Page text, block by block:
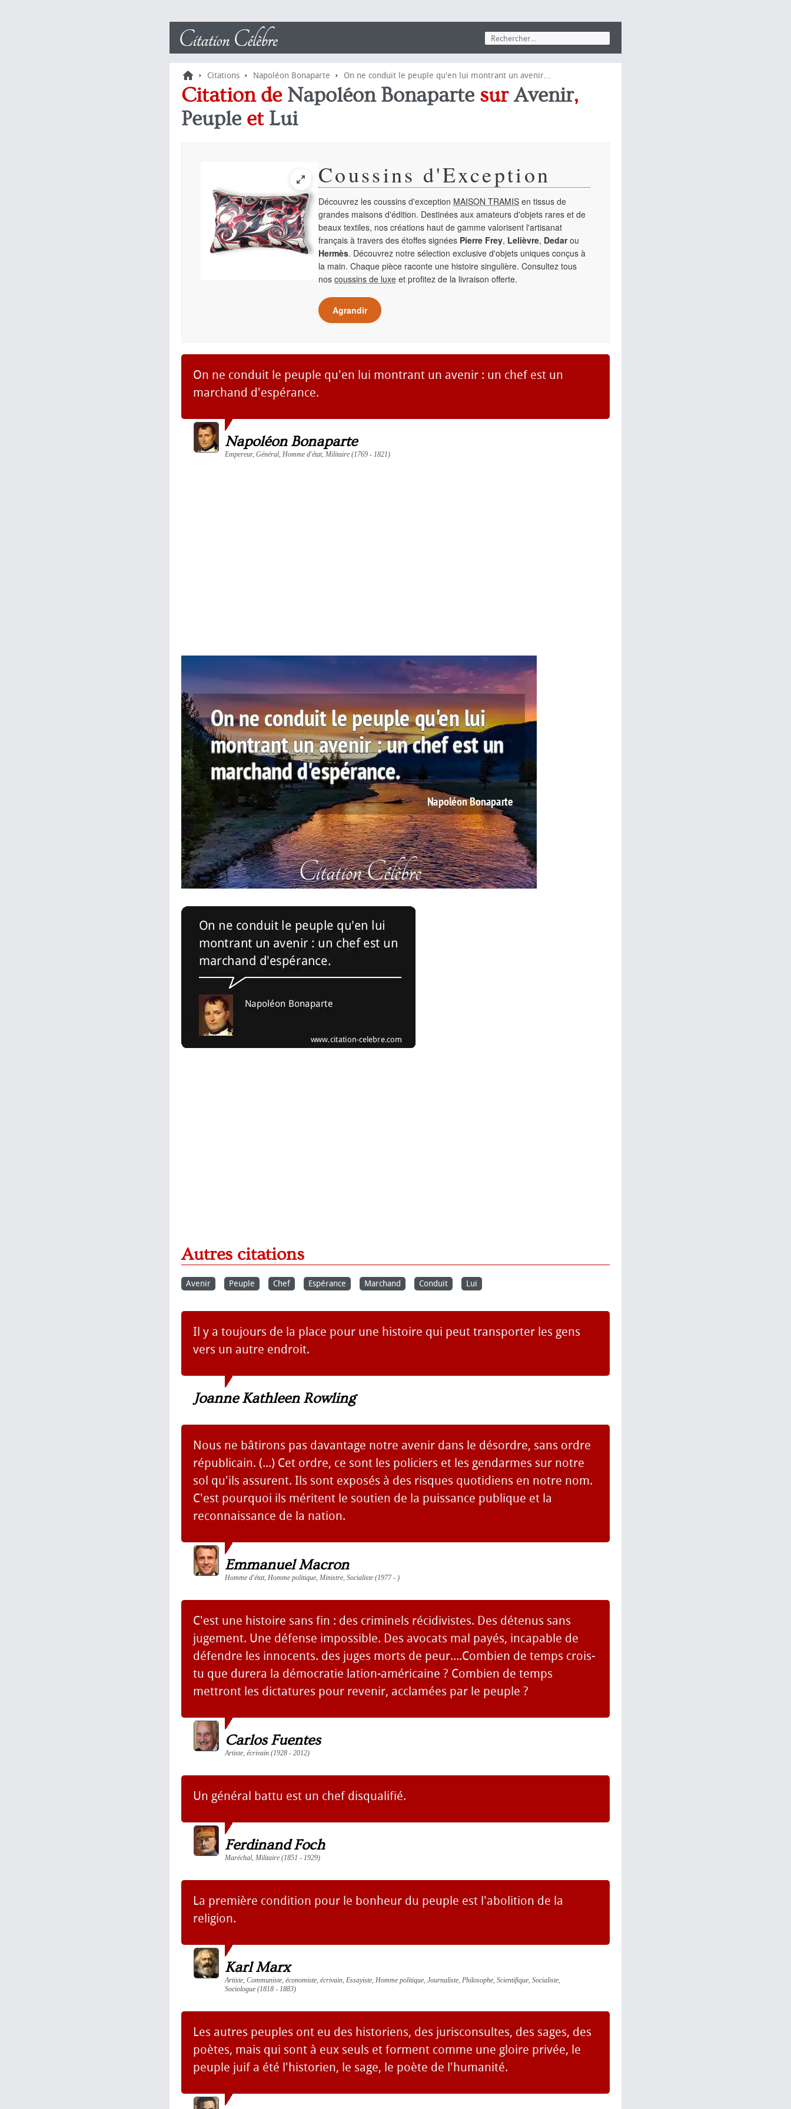
› Citations › Napoléon Bonaparte › On ne conduit le peuple qu'en lui montrant un avenir...
Citation de Napoléon Bonaparte surAvenir,
Peuple et Lui
Coussins d'Exception
Découvrez les coussins d'exception MAISON TRAMIS en tissus de
grandes maisons d'édition. Destinées aux amateurs d'objets rares et de
beaux textiles, nos créations haut de gamme valorisent l'artisanat
français à travers des étoffes signées Pierre Frey, Lelièvre, Dedarou
Hermès. Découvrez notre sélection exclusive d'objets uniques conçus à
la main. Chaque pièce raconte une histoire singulière. Consultez tous
nos coussins de luxe et profitez de la livraison offerte.
Agrandir
On ne conduit le peuple qu'en lui montrant un avenir : un chef est un
marchand d'espérance.
Napoléon Bonaparte
Empereur, Général, Homme d'état, Militaire (1769 - 1821)
Autres citations
Avenir Peuple Chef Espérance Marchand Conduit Lui
Il y a toujours de la place pour une histoire qui peut transporter les gens
vers un autre endroit.
Joanne Kathleen Rowling
Nous ne bâtirons pas davantage notre avenir dans le désordre, sans ordre
républicain. (...) Cet ordre, ce sont les policiers et les gendarmes sur notre
sol qu'ils assurent. Ils sont exposés à des risques quotidiens en notre nom.
C'est pourquoi ils méritent le soutien de la puissance publique et la
reconnaissance de la nation.
Emmanuel Macron
Homme d'état, Homme politique, Ministre, Socialiste (1977 - )
C'est une histoire sans fin : des criminels récidivistes. Des détenus sans
jugement. Une défense impossible. Des avocats mal payés, incapable de
défendre les innocents. des juges morts de peur....Combien de temps crois-
tu que durera la démocratie lation-américaine ? Combien de temps
mettront les dictatures pour revenir, acclamées par le peuple ?
Carlos Fuentes
Artiste, écrivain (1928 - 2012)
Un général battu est un chef disqualifié.
Ferdinand Foch
Maréchal, Militaire (1851 - 1929)
La première condition pour le bonheur du peuple est l'abolition de la
religion.
Karl Marx
Artiste, Communiste, économiste, écrivain, Essayiste, Homme politique, Journaliste, Philosophe, Scientifique, Socialiste,
Sociologue (1818 - 1883)
Les autres peuples ont eu des historiens, des jurisconsultes, des sages, des
poètes, mais qui sont à eux seuls et forment comme une gloire privée, le
peuple juif a été l'historien, le sage, le poète de l'humanité.